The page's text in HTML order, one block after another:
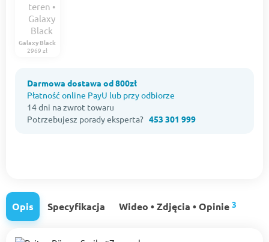
Galaxy Black
2969 zł
Darmowa dostawa od 800zł
Płatność online PayU lub przy odbiorze
14 dni na zwrot towaru
Potrzebujesz porady eksperta? 453 301 999
Opis Specyfikacja Wideo • Zdjęcia • Opinie 3